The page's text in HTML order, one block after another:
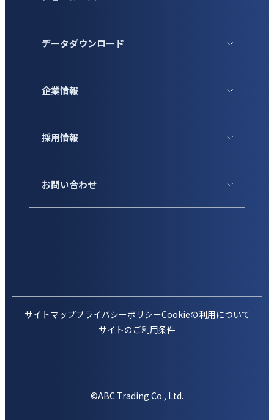
データダウンロード
企業情報
採用情報
お問い合わせ
サイトマッププライバシーポリシーCookieの利用について
サイトのご利用条件
©ABC Trading Co., Ltd.